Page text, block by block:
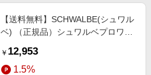
【送料無料】SCHWALBE(シュワル
ベ) （正規品）シュワルベプロワン
グラベル タイヤ ７００ｘ３０Ｃ ブ
ラック（ＥＴＲＴＯ：３０-６２
￥ 12,953
1.5%